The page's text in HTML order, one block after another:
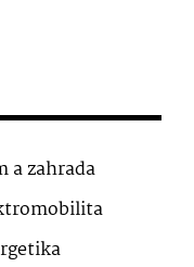
a zahrada